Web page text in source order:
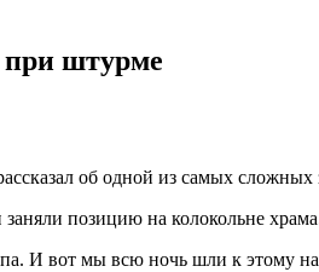
при штурме
об одной из самых сложных
позицию на колокольне
И вот мы всю ночь шли к этому